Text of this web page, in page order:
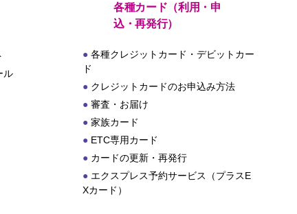
ル
各種カード（利用・申
込・再発行）
各種クレジットカード・デビットカー
ド
クレジットカードのお申込み方法
審査・お届け
家族カード
ETC専用カード
カードの更新・再発行
エクスプレス予約サービス（プラスE
Xカード）